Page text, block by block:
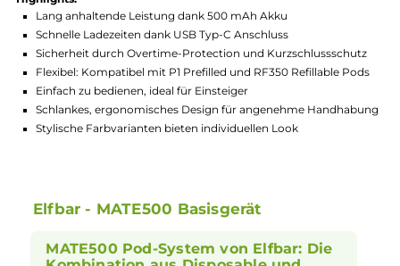
GTIN:
4262423771080
Lagerbestand in Filialen anzeigen
Highlights:
Lang anhaltende Leistung dank 500 mAh Akku
Schnelle Ladezeiten dank USB Typ-C Anschluss
Schlankes, ergonomisches Design für angenehme